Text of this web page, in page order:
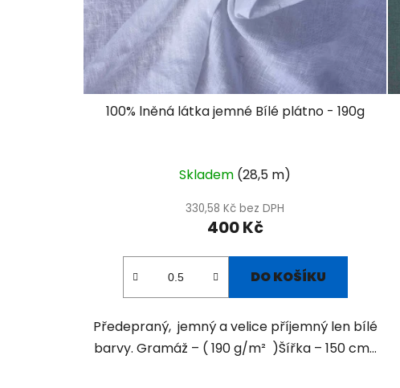
100% lněná látka jemné Bílé plátno - 190g
Skladem (28,5 m)
330,58 Kč bez DPH
400 Kč
DO KOŠÍKU
Předepraný, jemný a velice příjemný len bílé
barvy. Gramáž – ( 190 g/m² )Šířka – 150 cm...